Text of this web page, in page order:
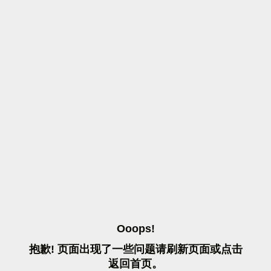
OOOPS!
抱歉! 页面出现了一些问题请刷 新页面或点击
返 回首页。